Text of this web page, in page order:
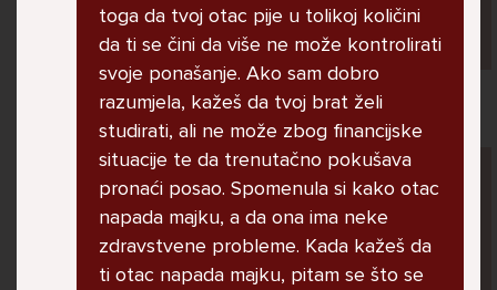
Lana, 12
Pitaj Stručnjaka
STRUCNJAK
toga da tvoj otac pije u tolikoj količini
da ti se čini da više ne može kontrolirati
svoje ponašanje. Ako sam dobro
razumjela, kažeš da tvoj brat želi
studirati, ali ne može zbog financijske
situacije te da trenutačno pokušava
pronaći posao. Spomenula si kako otac
napada majku, a da ona ima neke
zdravstvene probleme. Kada kažeš da
ti otac napada majku, pitam se što se